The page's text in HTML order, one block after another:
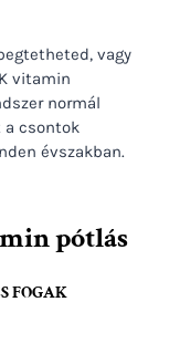
vagy
vitamin
normál
a csontok
évszakban.
pótlás
FOGAK